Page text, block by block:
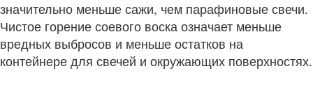
значительно меньше сажи, чем парафиновые свечи.
Чистое горение соевого воска означает меньше
вредных выбросов и меньше остатков на
контейнере для свечей и окружающих поверхностях.